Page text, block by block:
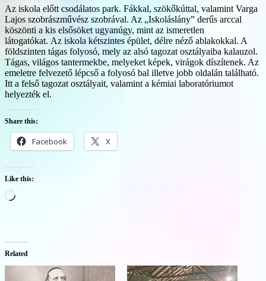
Az iskola előtt csodálatos park. Fákkal, szökőkúttal, valamint Varga
Lajos szobrászművész szobrával. Az
Iskoláslány
derűs arccal
köszönti a kis elsősöket ugyanúgy, mint az ismeretlen
látogatókat. Az iskola kétszintes épület, délre néző ablakokkal. A
földszinten tágas folyosó, mely az alsó tagozat osztályaiba kalauzol.
Tágas, világos tantermekbe, melyeket képek, virágok díszítenek. Az
emeletre felvezető lépcső a folyosó bal illetve jobb oldalán található.
Itt a felső tagozat osztályait, valamint a kémiai laboratóriumot
helyezték el.
Share this:
Facebook X
Like this:
Loading…
Related